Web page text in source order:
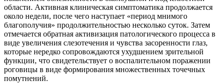
области. Активная клиническая симптоматика продолжается
около недели, после чего наступает «период мнимого
благополучия» продолжительностью несколько суток. Затем
отмечается обратная активизация патологического процесса в
виде увеличения слезотечения и чувства засоренности глаз,
которые нередко сопровождаются ухудшением зрительной
функции, что свидетельствует о воспалительном поражении
роговицы в виде формирования множественных точечных
помутнений.